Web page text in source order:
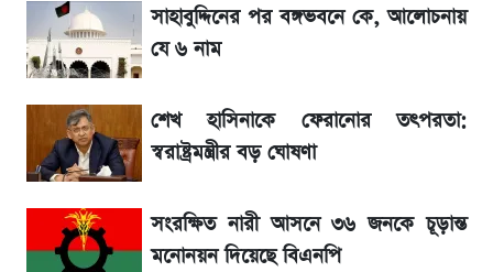
আগামীকালই স্পষ্ট হবে এসএসসি ফল প্রকাশের
তারিখ
৬ আগস্ট দেশের বাজারে স্বর্ণের দাম
ফারহানা
সাহাবুদ্দিনের পর বঙ্গভবনে কে, আলোচনায়
যে ৬ নাম
শেখ হাসিনাকে ফেরানোর তৎপরতা:
স্বরাষ্ট্রমন্ত্রীর বড় ঘোষণা
সংরক্ষিত নারী আসনে ৩৬ জনকে চূড়ান্ত
মনোনয়ন দিয়েছে বিএনপি